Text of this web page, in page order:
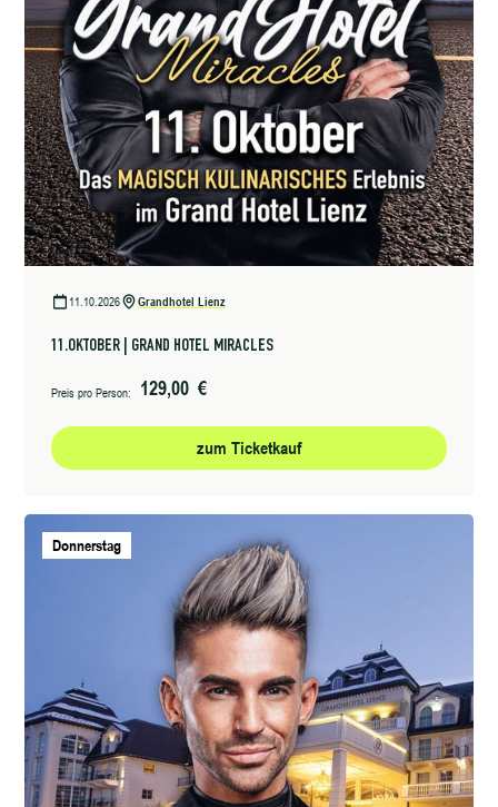
11.10.2026 Grandhotel Lienz
11.OKTOBER | GRAND HOTEL MIRACLES
Preis pro Person: 129,00 €
zum Ticketkauf
Donnerstag